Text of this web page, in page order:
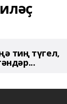
тиң түгел,